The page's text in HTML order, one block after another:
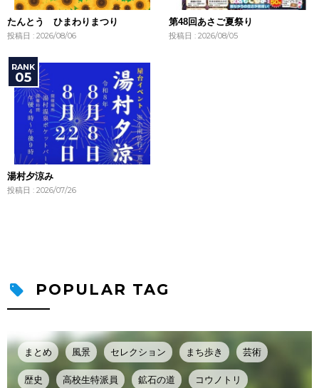
たんとう ひまわりまつり
投稿日 : 2026/08/06
第48回あさご夏祭り
投稿日 : 2026/08/05
湯村夕涼み
投稿日 : 2026/07/26
POPULAR TAG
まとめ 風景 セレクション まち歩き 芸術
歴史 高校生特派員 鉱石の道 コウノトリ